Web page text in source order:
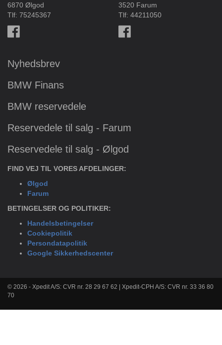
6870 Ølgod
Tlf: 75245367
3520 Farum
Tlf: 44211050
Nyhedsbrev
BMW Finans
BMW reservedele
Reservedele til salg - Farum
Reservedele til salg - Ølgod
FIND VEJ TIL VORES AFDELINGER:
Ølgod
Farum
BETINGELSER OG POLITIKER:
Handelsbetingelser
Cookiepolitik
Persondatapolitik
Google Sikkerhedscenter
© 2026 - Xpedit A/S: CVR nr. 28 29 67 62 | Xpedit-CPH A/S: CVR nr. 33 36 80
70